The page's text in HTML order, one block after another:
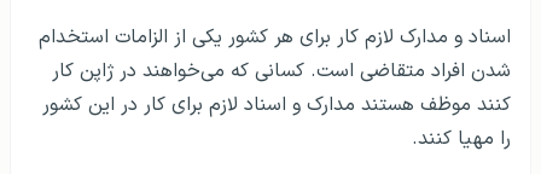
اسناد و مدارک لازم کار برای هر کشور یکی از الزامات استخدام
شدن افراد متقاضی است. کسانی که می‌خواهند در ژاپن کار
کنند موظف هستند مدارک و اسناد لازم برای کار در این کشور
را مهیا کنند.